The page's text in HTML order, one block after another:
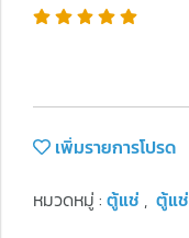
เพิ่มรายการโปรด
หมวดหมู่ : ตู้แช่ , ตู้แช่